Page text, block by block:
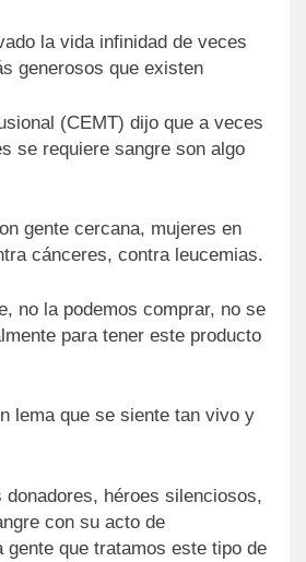
la vida infinidad de veces
generosos que existen
(CEMT) dijo que a veces
se requiere sangre son algo
gente cercana, mujeres en
cánceres, contra leucemias.
no la podemos comprar, no se
para tener este producto
lema que se siente tan vivo y
héroes silenciosos,
con su acto de
que tratamos este tipo de